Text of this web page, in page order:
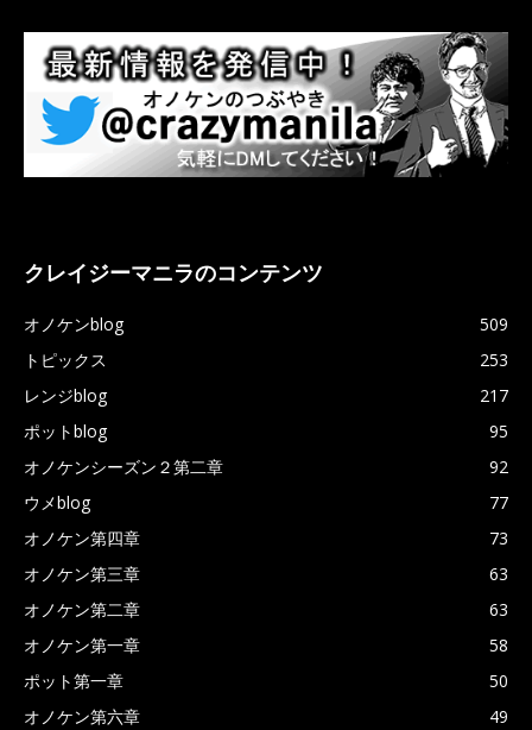
クレイジーマニラのコンテンツ
オノケンblog
509
トピックス
253
レンジblog
217
ポットblog
95
オノケンシーズン２第二章
92
ウメblog
77
オノケン第四章
73
オノケン第三章
63
オノケン第二章
63
オノケン第一章
58
ポット第一章
50
オノケン第六章
49